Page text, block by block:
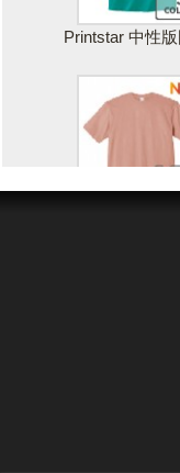
Printstar 中性
POLONE1純棉